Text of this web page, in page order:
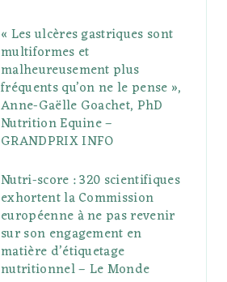
« Les ulcères gastriques sont
multiformes et
malheureusement plus
fréquents qu’on ne le pense »,
Anne-Gaëlle Goachet, PhD
Nutrition Equine –
GRANDPRIX INFO
Nutri-score : 320 scientifiques
exhortent la Commission
européenne à ne pas revenir
sur son engagement en
matière d’étiquetage
nutritionnel – Le Monde